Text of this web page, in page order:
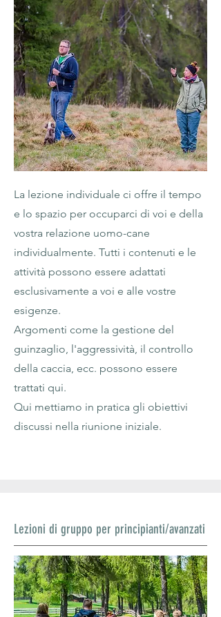
La lezione individuale ci offre il tempo
e lo spazio per occuparci di voi e della
vostra relazione uomo-cane
individualmente. Tutti i contenuti e le
attività possono essere adattati
esclusivamente a voi e alle vostre
esigenze.
Argomenti come la gestione del
guinzaglio, l'aggressività, il controllo
della caccia, ecc. possono essere
trattati qui.
Qui mettiamo in pratica gli obiettivi
discussi nella riunione iniziale.
Lezioni di gruppo per principianti/avanzati